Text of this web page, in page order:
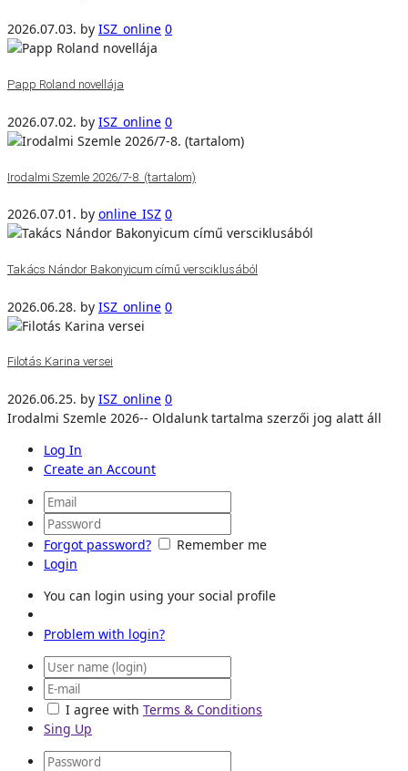
2026.07.03. by ISZ_online 0
Papp Roland novellája
2026.07.02. by ISZ_online 0
Irodalmi Szemle 2026/7-8. (tartalom)
2026.07.01. by online_ISZ 0
Takács Nándor Bakonyicum című versciklusából
2026.06.28. by ISZ_online 0
Filotás Karina versei
2026.06.25. by ISZ_online 0
Irodalmi Szemle 2026-- Oldalunk tartalma szerzői jog alatt áll
Log In
Create an Account
Forgot password?
Remember me
Login
You can login using your social profile
Problem with login?
I agree with Terms & Conditions
Sing Up